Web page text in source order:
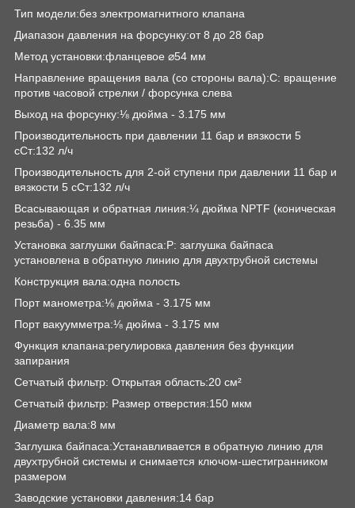
Тип модели:без электромагнитного клапана
Диапазон давления на форсунку:от 8 до 28 бар
Метод установки:фланцевое ⌀54 мм
Направление вращения вала (со стороны вала):C: вращение
против часовой стрелки / форсунка слева
Выход на форсунку:⅛ дюйма - 3.175 мм
Производительность при давлении 11 бар и вязкости 5
сСт:132 л/ч
Производительность для 2-ой ступени при давлении 11 бар и
вязкости 5 сСт:132 л/ч
Всасывающая и обратная линия:¼ дюйма NPTF (коническая
резьба) - 6.35 мм
Установка заглушки байпаса:P: заглушка байпаса
установлена в обратную линию для двухтрубной системы
Конструкция вала:одна полость
Порт манометра:⅛ дюйма - 3.175 мм
Порт вакуумметра:⅛ дюйма - 3.175 мм
Функция клапана:регулировка давления без функции
запирания
Сетчатый фильтр: Открытая область:20 см²
Сетчатый фильтр: Размер отверстия:150 мкм
Диаметр вала:8 мм
Заглушка байпаса:Устанавливается в обратную линию для
двухтрубной системы и снимается ключом-шестигранником
размером
Заводские установки давления:14 бар